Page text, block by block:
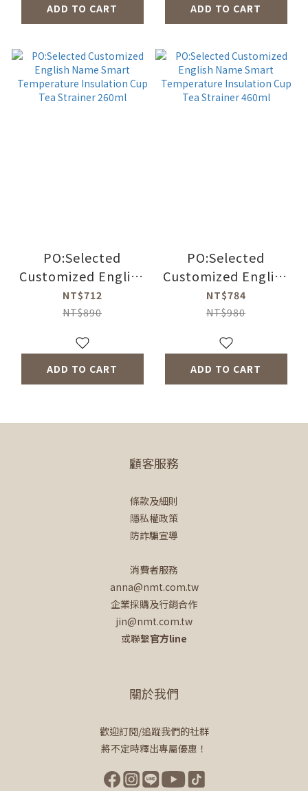
ADD TO CART ADD TO CART
PO:Selected
Customized English
Name Smart
Temperature
Strainer 260ml
NT$712
NT$890
ADD TO CART
PO:Selected
Customized English
Name Smart
Temperature
Strainer 460ml
NT$784
NT$980
ADD TO CART
顧客服務
條款及細則
隱私權政策
防詐騙宣導
消費者服務
anna@nmt.com.tw
企業採購及行銷合作
jin@nmt.com.tw
或聯繫官方line
關於我們
歡迎訂閱/追蹤我們的社群
將不定時釋出專屬優惠！